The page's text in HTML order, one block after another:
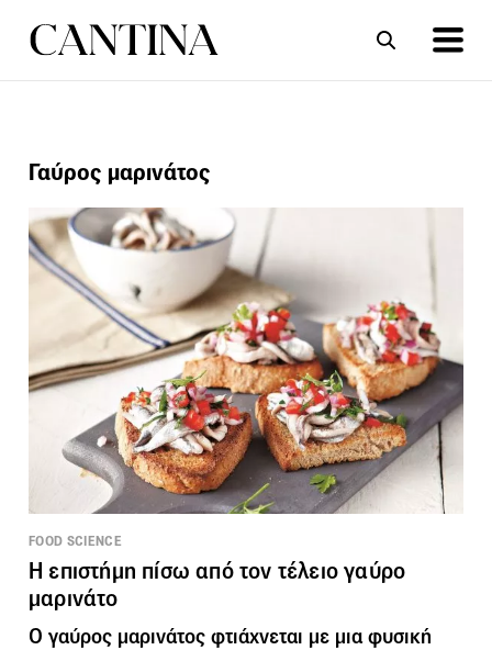
ΣΥΝΤΑΓΕΣ
Γαύρος μαρινάτος
FOOD SCIENCE
Η επιστήμη πίσω από τον τέλειο γαύρο
μαρινάτο
Ο γαύρος μαρινάτος φτιάχνεται με μια φυσική